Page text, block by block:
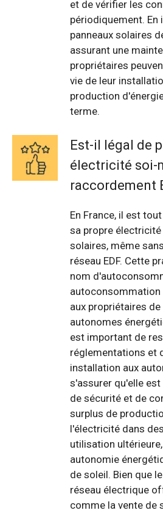
et de vérifier les
périodiquement.
panneaux solaires
assurant une
propriétaires
vie de leur
production
terme.
Est-il légal de
électricité soi-
raccordement
En France, il est
sa propre
solaires, même
réseau EDF. Cette
nom
autoconsommation
aux propriétaires
autonomes
est important de
réglementations et
installation aux
s'assurer qu'elle
de sécurité et de
surplus de
l'électricité dans
utilisation
autonomie
de soleil. Bien que
réseau électrique
comme la vente de